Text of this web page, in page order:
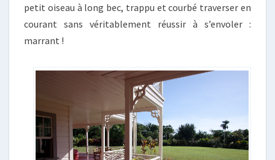
petit oiseau à long bec, trappu et courbé traverser en
courant sans véritablement réussir à s’envoler :
marrant !